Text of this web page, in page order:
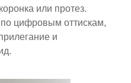
или протез.
по цифровым оттискам,
и